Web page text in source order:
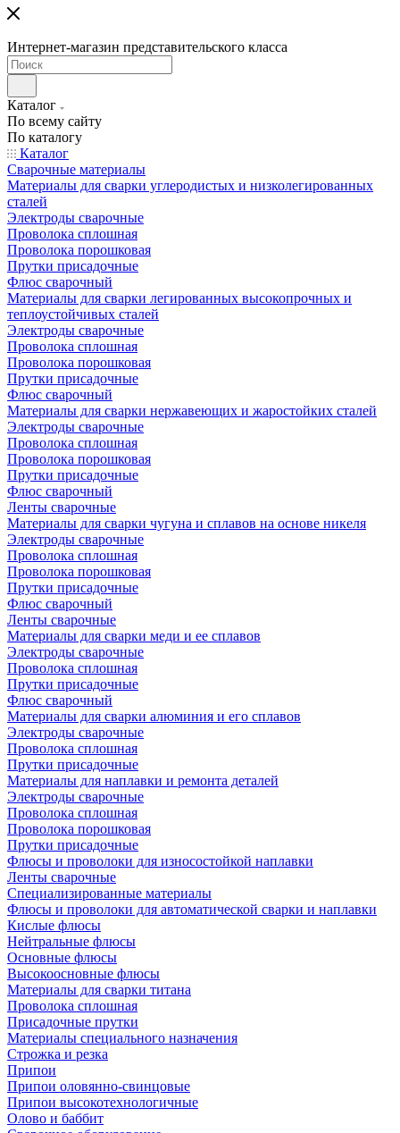
Интернет-магазин представительского класса
Каталог
По всему сайту
По каталогу
Каталог
Сварочные материалы
Материалы для сварки углеродистых и низколегированных
сталей
Электроды сварочные
Проволока сплошная
Проволока порошковая
Прутки присадочные
Флюс сварочный
Материалы для сварки легированных высокопрочных и
теплоустойчивых сталей
Электроды сварочные
Проволока сплошная
Проволока порошковая
Прутки присадочные
Флюс сварочный
Материалы для сварки нержавеющих и жаростойких сталей
Электроды сварочные
Проволока сплошная
Проволока порошковая
Прутки присадочные
Флюс сварочный
Ленты сварочные
Материалы для сварки чугуна и сплавов на основе никеля
Электроды сварочные
Проволока сплошная
Проволока порошковая
Прутки присадочные
Флюс сварочный
Ленты сварочные
Материалы для сварки меди и ее сплавов
Электроды сварочные
Проволока сплошная
Прутки присадочные
Флюс сварочный
Материалы для сварки алюминия и его сплавов
Электроды сварочные
Проволока сплошная
Прутки присадочные
Материалы для наплавки и ремонта деталей
Электроды сварочные
Проволока сплошная
Проволока порошковая
Прутки присадочные
Флюсы и проволоки для износостойкой наплавки
Ленты сварочные
Специализированные материалы
Флюсы и проволоки для автоматической сварки и наплавки
Кислые флюсы
Нейтральные флюсы
Основные флюсы
Высокоосновные флюсы
Материалы для сварки титана
Проволока сплошная
Присадочные прутки
Материалы специального назначения
Строжка и резка
Припои
Припои оловянно-свинцовые
Припои высокотехнологичные
Олово и баббит